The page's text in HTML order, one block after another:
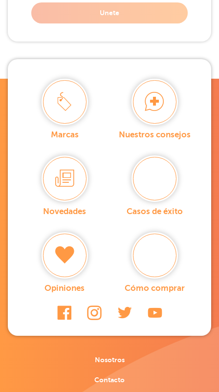
Unete
Marcas Nuestros consejos
Novedades Casos de éxito
Opiniones Cómo comprar
Nosotros
Contacto